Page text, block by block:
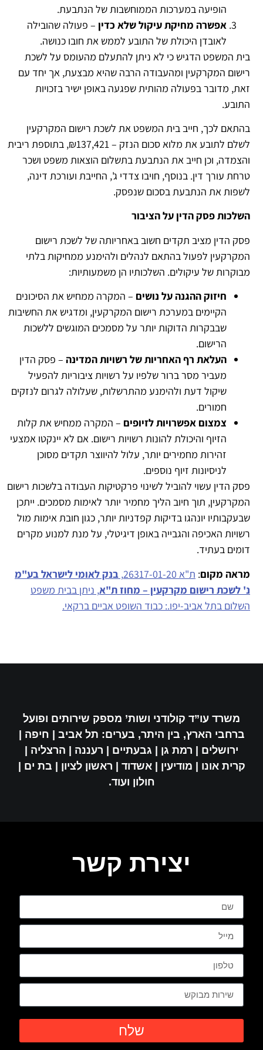
הופיעה במערכות הממוחשבות של הנתבעת.
אפשרה מחיקת עיקול שלא כדין – פעולה שהובילה
לאובדן היכולת של התובע לממש את חובו כנושה.
בית המשפט הדגיש כי לא ניתן להתעלם מהעומס על לשכת
רישום המקרקעין ומהעבודה הרבה שהיא מבצעת, אך יחד עם
זאת, מדובר בפעולה מהותית שפגעה באופן ישיר בזכויות
התובע.
בהתאם לכך, חייב בית המשפט את לשכת רישום המקרקעין
לשלם לתובע את מלוא סכום הנזק – ₪137,421, בתוספת ריבית
והצמדה, וכן חייב את הנתבעת בתשלום הוצאות משפט ושכר
טרחת עורך דין. בנוסף, חויבו צדדי ג', החייבת ועורכת דינה,
לשפות את הנתבעת בסכום שנפסק.
השלכות פסק הדין על הציבור
פסק הדין מציב תקדים חשוב באחריותה של לשכת רישום
המקרקעין לפעול בהתאם לנהלים ולהימנע ממחיקות בלתי
מבוקרות של עיקולים. השלכותיו הן משמעותיות:
חיזוק ההגנה על נושים – המקרה ממחיש את הסיכונים
הקיימים במערכת רישום המקרקעין, ומדגיש את החשיבות
שבבקרות הדוקות יותר על מסמכים המוגשים ללשכות
הרישום.
העלאת רף האחריות של רשויות המדינה – פסק הדין
מעביר מסר ברור שלפיו על רשויות ציבוריות להפעיל
שיקול דעת ולהימנע מהתרשלות, שעלולה לגרום לנזקים
חמורים.
צמצום אפשרויות לזיופים – המקרה ממחיש את קלות
הזיוף והיכולת להונות רשויות רישום. אם לא יינקטו אמצעי
זהירות מחמירים יותר, עלול להיווצר תקדים מסוכן
לניסיונות זיוף נוספים.
פסק הדין עשוי להוביל לשינוי פרקטיקות העבודה בלשכות רישום
המקרקעין, תוך חיוב הליך מחמיר יותר לאימות מסמכים. ייתכן
שבעקבותיו יונהגו בדיקות קפדניות יותר, כגון חובת אימות מול
רשויות האכיפה והגבייה באופן דיגיטלי, על מנת למנוע מקרים
דומים בעתיד.
מראה מקום: ת"א 26317-01-20,
בנק לאומי לישראל בע"מ
נ' לשכת רישום מקרקעין – מחוז ת"א, ניתן בבית משפט
השלום בתל אביב-יפו.: כבוד השופט אביים ברקאי.
משרד עו”ד קולודני ושות’ מספק שירותים ופועל
ברחבי הארץ, בין היתר, בערים: תל אביב | חיפה |
ירושלים | רמת גן | גבעתיים | רעננה | הרצליה |
קרית אונו | מודיעין | אשדוד | ראשון לציון | בת ים |
חולון ועוד.
יצירת קשר
שלח